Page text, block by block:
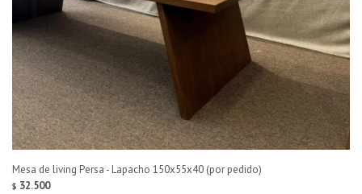
Mesa de living Persa - Lapacho 150x55x40 (por pedido)
$ 32.500